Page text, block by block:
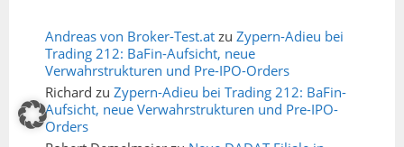
Andreas von Broker-Test.at zu Zypern-Adieu bei
Trading 212: BaFin-Aufsicht, neue
Verwahrstrukturen und Pre-IPO-Orders
Richard zu Zypern-Adieu bei Trading 212: BaFin-
Aufsicht, neue Verwahrstrukturen und Pre-IPO-
Orders